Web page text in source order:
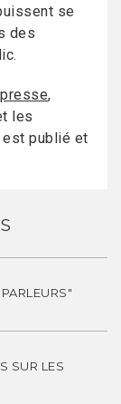
se
des
,
les
publié et
SUR LES